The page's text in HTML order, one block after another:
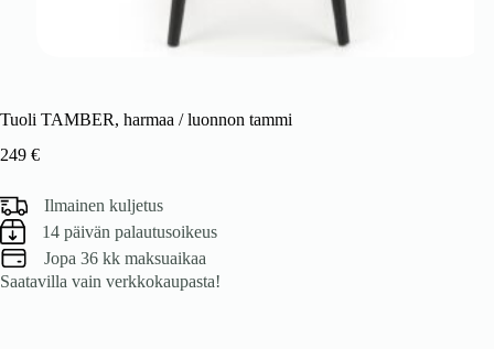
Tuoli TAMBER, harmaa / luonnon tammi
249 €
Ilmainen kuljetus
14 päivän palautusoikeus
Jopa 36 kk maksuaikaa
Saatavilla vain verkkokaupasta!